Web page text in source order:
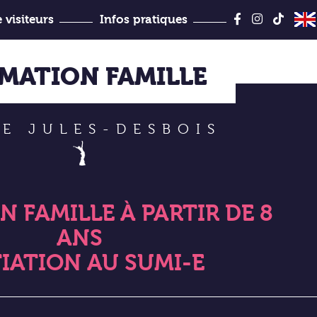
au
visiteurs Infos pratiques
FAMILLE
JULES-DESBOIS
FAMILLE À PARTIR DE 8
ANS
AU SUMI-E